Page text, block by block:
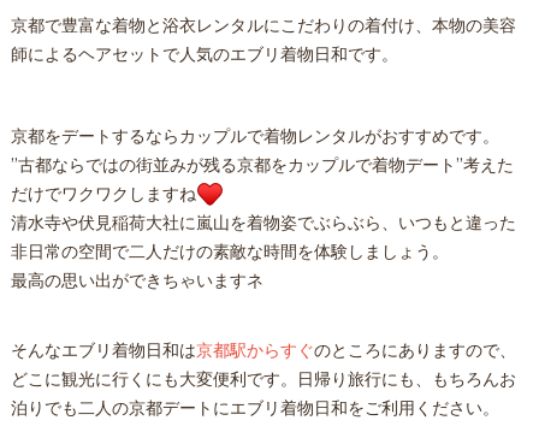
京都で豊富な着物と浴衣レンタルにこだわりの着付け、本物の美容
師によるヘアセットで人気のエブリ着物日和です。
京都をデートするならカップルで着物レンタルがおすすめです。
”古都ならではの街並みが残る京都をカップルで着物デート”考えた
だけでワクワクしますね
清水寺や伏見稲荷大社に嵐山を着物姿でぶらぶら、いつもと違った
非日常の空間で二人だけの素敵な時間を体験しましょう。
最高の思い出ができちゃいますネ
そんなエブリ着物日和は京都駅からすぐのところにありますので、
どこに観光に行くにも大変便利です。日帰り旅行にも、もちろんお
泊りでも二人の京都デートにエブリ着物日和をご利用ください。